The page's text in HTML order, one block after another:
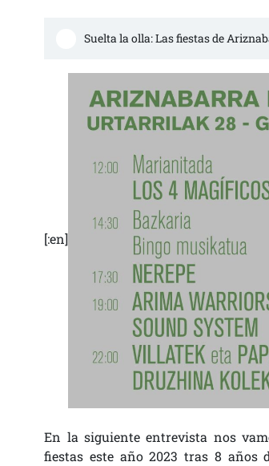
Suelta la olla: Las fiestas de
[:en]
En la siguiente entrevista nos
fiestas este año 2023 tras 8 años